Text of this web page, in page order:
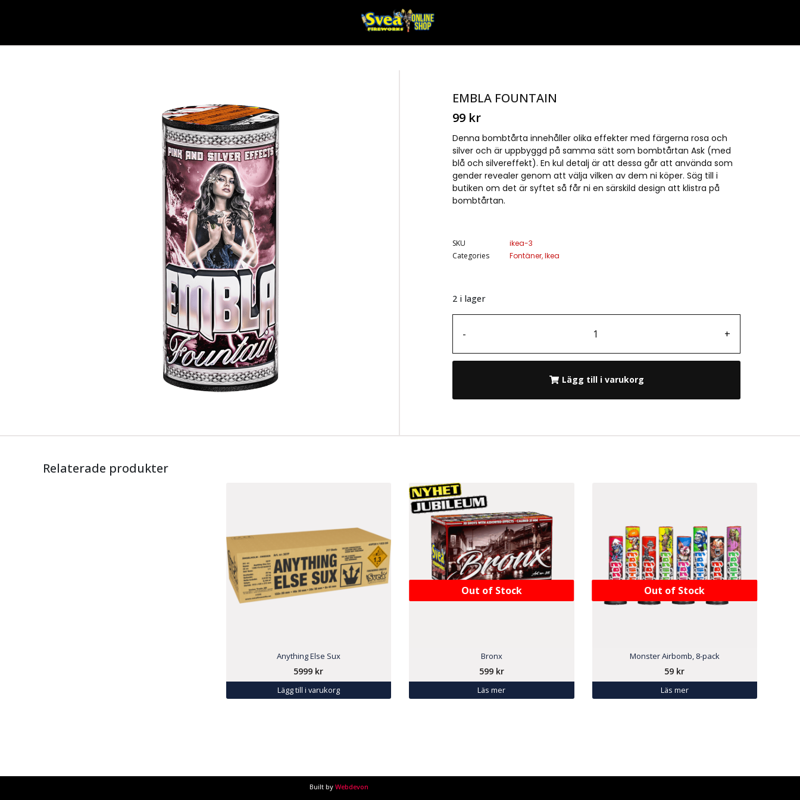
EMBLA FOUNTAIN
99 kr
Denna bombtårta innehåller olika effekter med färgerna rosa och
silver och är uppbyggd på samma sätt som bombtårtan Ask (med
blå och silvereffekt). En kul detalj är att dessa går att använda som
gender revealer genom att välja vilken av dem ni köper. Säg till i
butiken om det är syftet så får ni en särskild design att klistra på
bombtårtan.
SKU
ikea-3
Categories
Fontäner,Ikea
2 i lager
- +
Lägg till i varukorg
Relaterade produkter
Anything Else Sux
5999 kr
Lägg till i varukorg
Out of Stock
Bronx
599 kr
Läs mer
Out of Stock
Monster Airbomb, 8-pack
59 kr
Läs mer
Built byWebdevon